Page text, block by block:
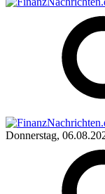
Donnerstag,